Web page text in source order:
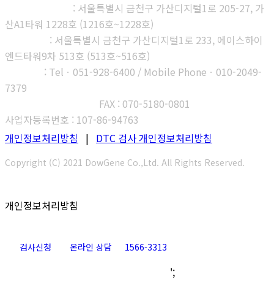
: 서울특별시 금천구 가산디지털1로 205-27, 가
산A1타워 1228호 (1216호~1228호)
: 서울특별시 금천구 가산디지털1로 233, 에이스하이
엔드타워9차 513호 (513호~516호)
: Telㆍ051-928-6400 / Mobile Phoneㆍ010-2049-
7379
FAX : 070-5180-0801
사업자등록번호 : 107-86-94763
개인정보처리방침 | DTC 검사 개인정보처리방침
Copyright (C) 2021 DowGene Co.,Ltd. All Rights Reserved.
개인정보처리방침
검사신청 온라인 상담 1566-3313
Go
';